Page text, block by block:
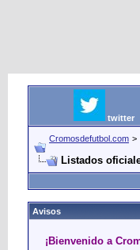
twitter
Cromosdefutbol.com >
Listados
Avisos
¡Bienvenido a